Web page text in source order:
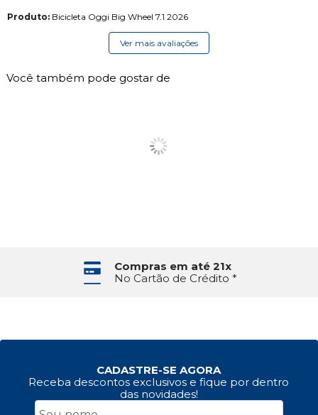
Produto:Bicicleta Oggi Big Wheel 7.1 2026
Ver mais avaliações
Você também pode gostar de
Compras em até 21x
No Cartão de Crédito *
CADASTRE-SE AGORA
Receba descontos exclusivos e fique por dentro
das novidades!